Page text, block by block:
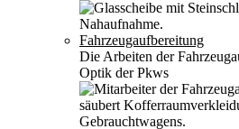
Fahrzeugaufbereitung
Die Arbeiten der
Optik der Pkws